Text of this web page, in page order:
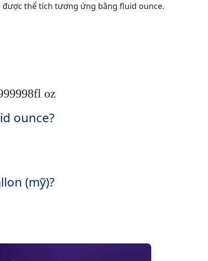
được thể tích tương ứng bằng fluid ounce.
oz
ounce?
(mỹ)?